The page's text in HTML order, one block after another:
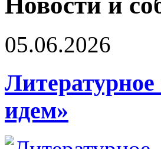
05.06.2026
идем»